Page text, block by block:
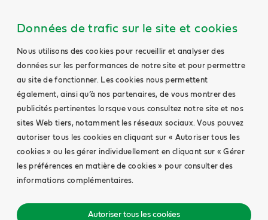
Données de trafic sur le site et cookies
Nous utilisons des cookies pour recueillir et analyser des
données sur les performances de notre site et pour permettre
au site de fonctionner. Les cookies nous permettent
également, ainsi qu’à nos partenaires, de vous montrer des
publicités pertinentes lorsque vous consultez notre site et nos
sites Web tiers, notamment les réseaux sociaux. Vous pouvez
autoriser tous les cookies en cliquant sur « Autoriser tous les
cookies » ou les gérer individuellement en cliquant sur « Gérer
les préférences en matière de cookies » pour consulter des
informations complémentaires.
Autoriser tous les cookies